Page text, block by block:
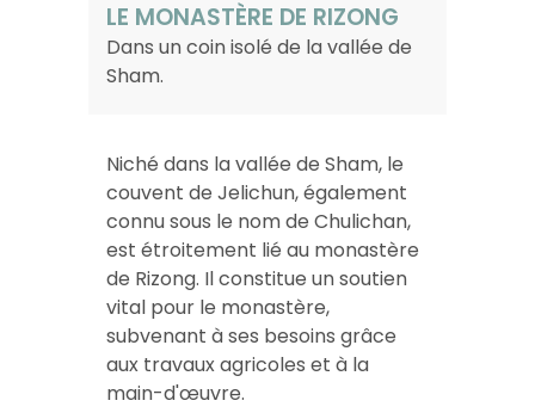
LE MONASTÈRE DE RIZONG
Dans un coin isolé de la vallée de
Sham.
Niché dans la vallée de Sham, le
couvent de Jelichun, également
connu sous le nom de Chulichan,
est étroitement lié au monastère
de Rizong. Il constitue un soutien
vital pour le monastère,
subvenant à ses besoins grâce
aux travaux agricoles et à la
main-d'œuvre.